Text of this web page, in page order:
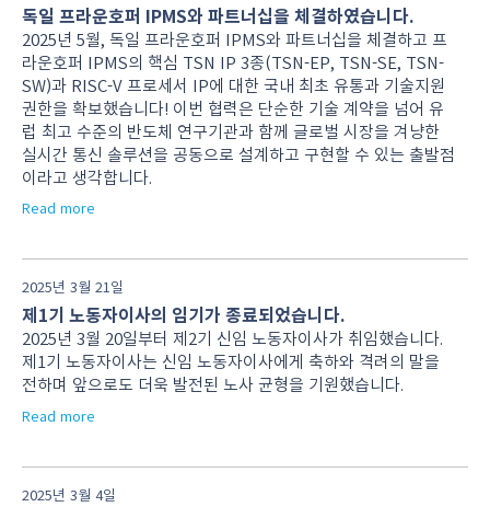
독일 프라운호퍼 IPMS와 파트너십을 체결하였습니다.
2025년 5월, 독일 프라운호퍼 IPMS와 파트너십을 체결하고 프
라운호퍼 IPMS의 핵심 TSN IP 3종(TSN-EP, TSN-SE, TSN-
SW)과 RISC-V 프로세서 IP에 대한 국내 최초 유통과 기술지원
권한을 확보했습니다! 이번 협력은 단순한 기술 계약을 넘어 유
럽 최고 수준의 반도체 연구기관과 함께 글로벌 시장을 겨냥한
실시간 통신 솔루션을 공동으로 설계하고 구현할 수 있는 출발점
이라고 생각합니다.
Read more
2025년 3월 21일
제1기 노동자이사의 임기가 종료되었습니다.
2025년 3월 20일부터 제2기 신임 노동자이사가 취임했습니다.
제1기 노동자이사는 신임 노동자이사에게 축하와 격려의 말을
전하며 앞으로도 더욱 발전된 노사 균형을 기원했습니다.
Read more
2025년 3월 4일